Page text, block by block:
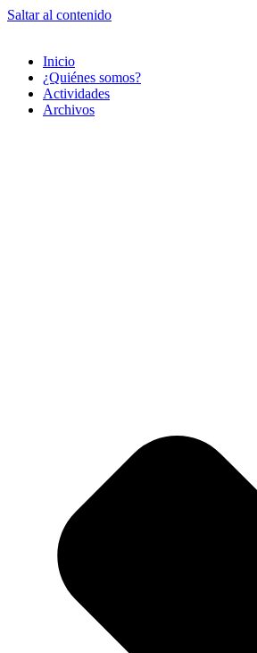
Saltar al contenido
Inicio
¿Quiénes somos?
Actividades
Archivos